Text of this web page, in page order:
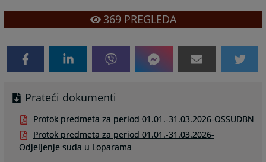
369PREGLEDA
Prateći dokumenti
Protok predmeta za period 01.01.-31.03.2026-OSSUDBN
Protok predmeta za period 01.01.-31.03.2026-
Odjeljenje suda u Loparama